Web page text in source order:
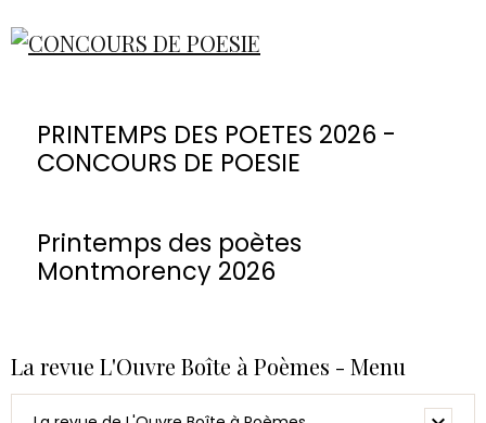
PRINTEMPS DES POETES 2026 -
CONCOURS DE POESIE
Printemps des poètes
Montmorency 2026
La revue L'Ouvre Boîte à Poèmes - Menu